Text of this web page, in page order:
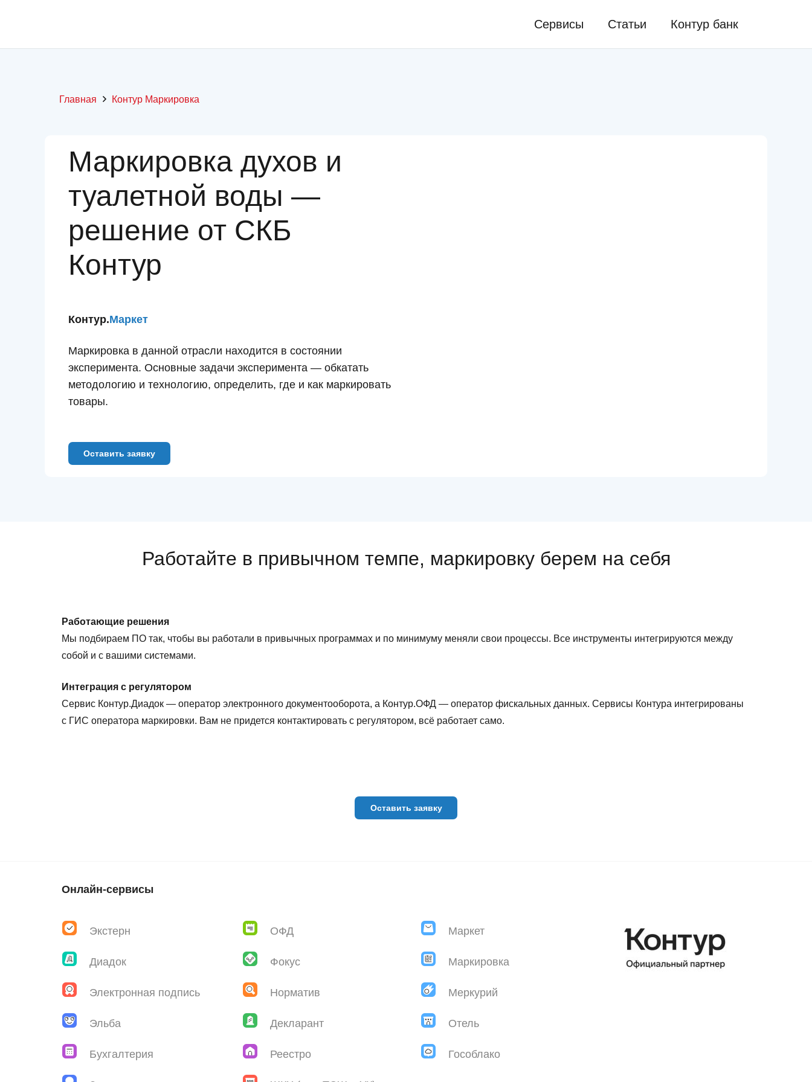
Cервисы Статьи Контур банк
Главная Контур Маркировка
Маркировка духов и
туалетной воды —
решение от СКБ
Контур
Контур.Маркет
Маркировка в данной отрасли находится в состоянии
эксперимента. Основные задачи эксперимента — обкатать
методологию и технологию, определить, где и как маркировать
товары.
Оставить заявку
Работайте в привычном темпе, маркировку берем на себя
Работающие решения
Мы подбираем ПО так, чтобы вы работали в привычных программах и по минимуму меняли свои процессы. Все инструменты интегрируются между
собой и с вашими системами.
Интеграция с регулятором
Сервис Контур.Диадок — оператор электронного документооборота, а Контур.ОФД — оператор фискальных данных. Сервисы Контура интегрированы
с ГИС оператора маркировки. Вам не придется контактировать с регулятором, всё работает само.
Оставить заявку
Онлайн-сервисы
Экстерн
Диадок
Электронная подпись
Эльба
Бухгалтерия
ОФД
Фокус
Норматив
Декларант
Реестро
Маркет
Маркировка
Меркурий
Отель
Гособлако